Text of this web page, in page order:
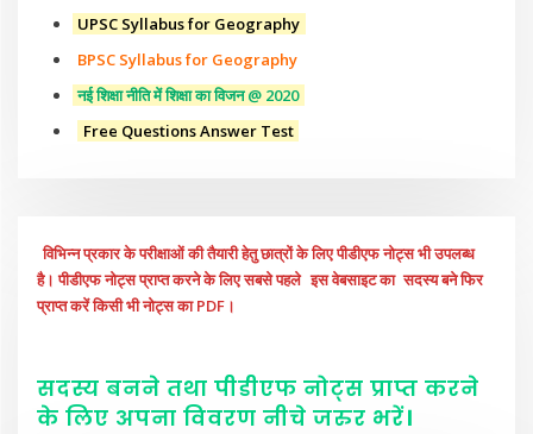
UPSC Syllabus for Geography
BPSC Syllabus for Geography
नई शिक्षा नीति में शिक्षा का विजन @ 2020
Free Questions Answer Test
विभिन्न प्रकार के परीक्षाओं की तैयारी हेतु छात्रों के लिए पीडीएफ नोट्स भी उपलब्ध
है। पीडीएफ नोट्स प्राप्त करने के लिए सबसे पहले इस वेबसाइट का सदस्य बने फिर
प्राप्त करें किसी भी नोट्स का PDF।
सदस्य बनने तथा पीडीएफ नोट्स प्राप्त करने
के लिए अपना विवरण नीचेजरुर भरें।